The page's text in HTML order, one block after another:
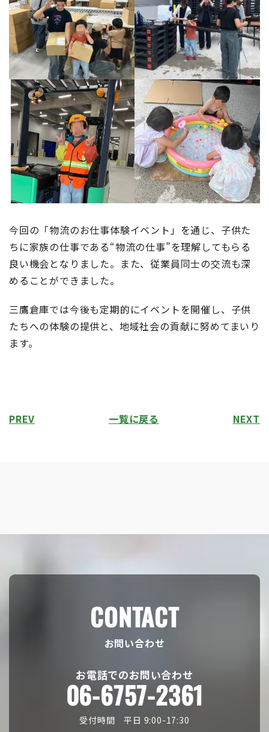
今回の「物流のお仕事体験イベント」を通じ、子供た
ちに家族の仕事である“物流の仕事”を理解してもらる
良い機会となりました。また、従業員同士の交流も深
めることができました。
三鷹倉庫では今後も定期的にイベントを開催し、子供
たちへの体験の提供と、地域社会の貢献に努めてまいり
ます。
PREV 一覧に戻る NEXT
CONTACT
お問い合わせ
お電話でのお問い合わせ
06-6757-2361
受付時間 平日 9:00-17:30